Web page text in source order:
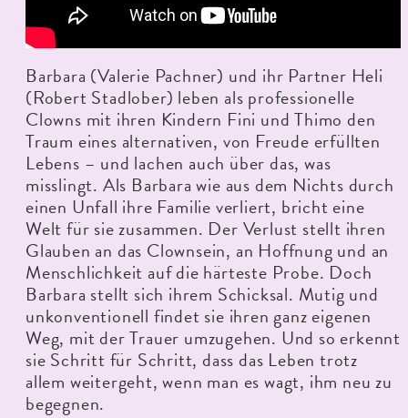
Barbara (Valerie Pachner) und ihr Partner Heli
(Robert Stadlober) leben als professionelle
Clowns mit ihren Kindern Fini und Thimo den
Traum eines alternativen, von Freude erfüllten
Lebens – und lachen auch über das, was
misslingt. Als Barbara wie aus dem Nichts durch
einen Unfall ihre Familie verliert, bricht eine
Welt für sie zusammen. Der Verlust stellt ihren
Glauben an das Clownsein, an Hoffnung und an
Menschlichkeit auf die härteste Probe. Doch
Barbara stellt sich ihrem Schicksal. Mutig und
unkonventionell findet sie ihren ganz eigenen
Weg, mit der Trauer umzugehen. Und so erkennt
sie Schritt für Schritt, dass das Leben trotz
allem weitergeht, wenn man es wagt, ihm neu zu
begegnen.